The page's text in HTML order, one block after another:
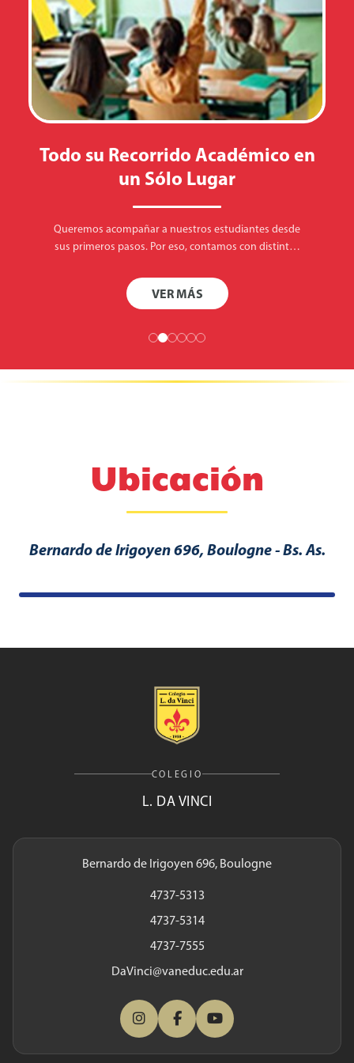
UN Nuevo Ciclo
Abrimos las puertas del Da Vinci a un nuevo ciclo. Un
año para aprender, compartir y crecer juntos.
VER MÁS
Ubicación
Bernardo de Irigoyen 696, Boulogne - Bs. As.
COLEGIO
L. DA VINCI
Bernardo de Irigoyen 696, Boulogne
4737-5313
4737-5314
4737-7555
DaVinci@vaneduc.edu.ar